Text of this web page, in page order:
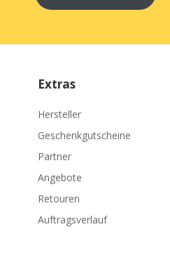
Extras
Hersteller
Geschenkgutscheine
Partner
Angebote
Retouren
Auftragsverlauf